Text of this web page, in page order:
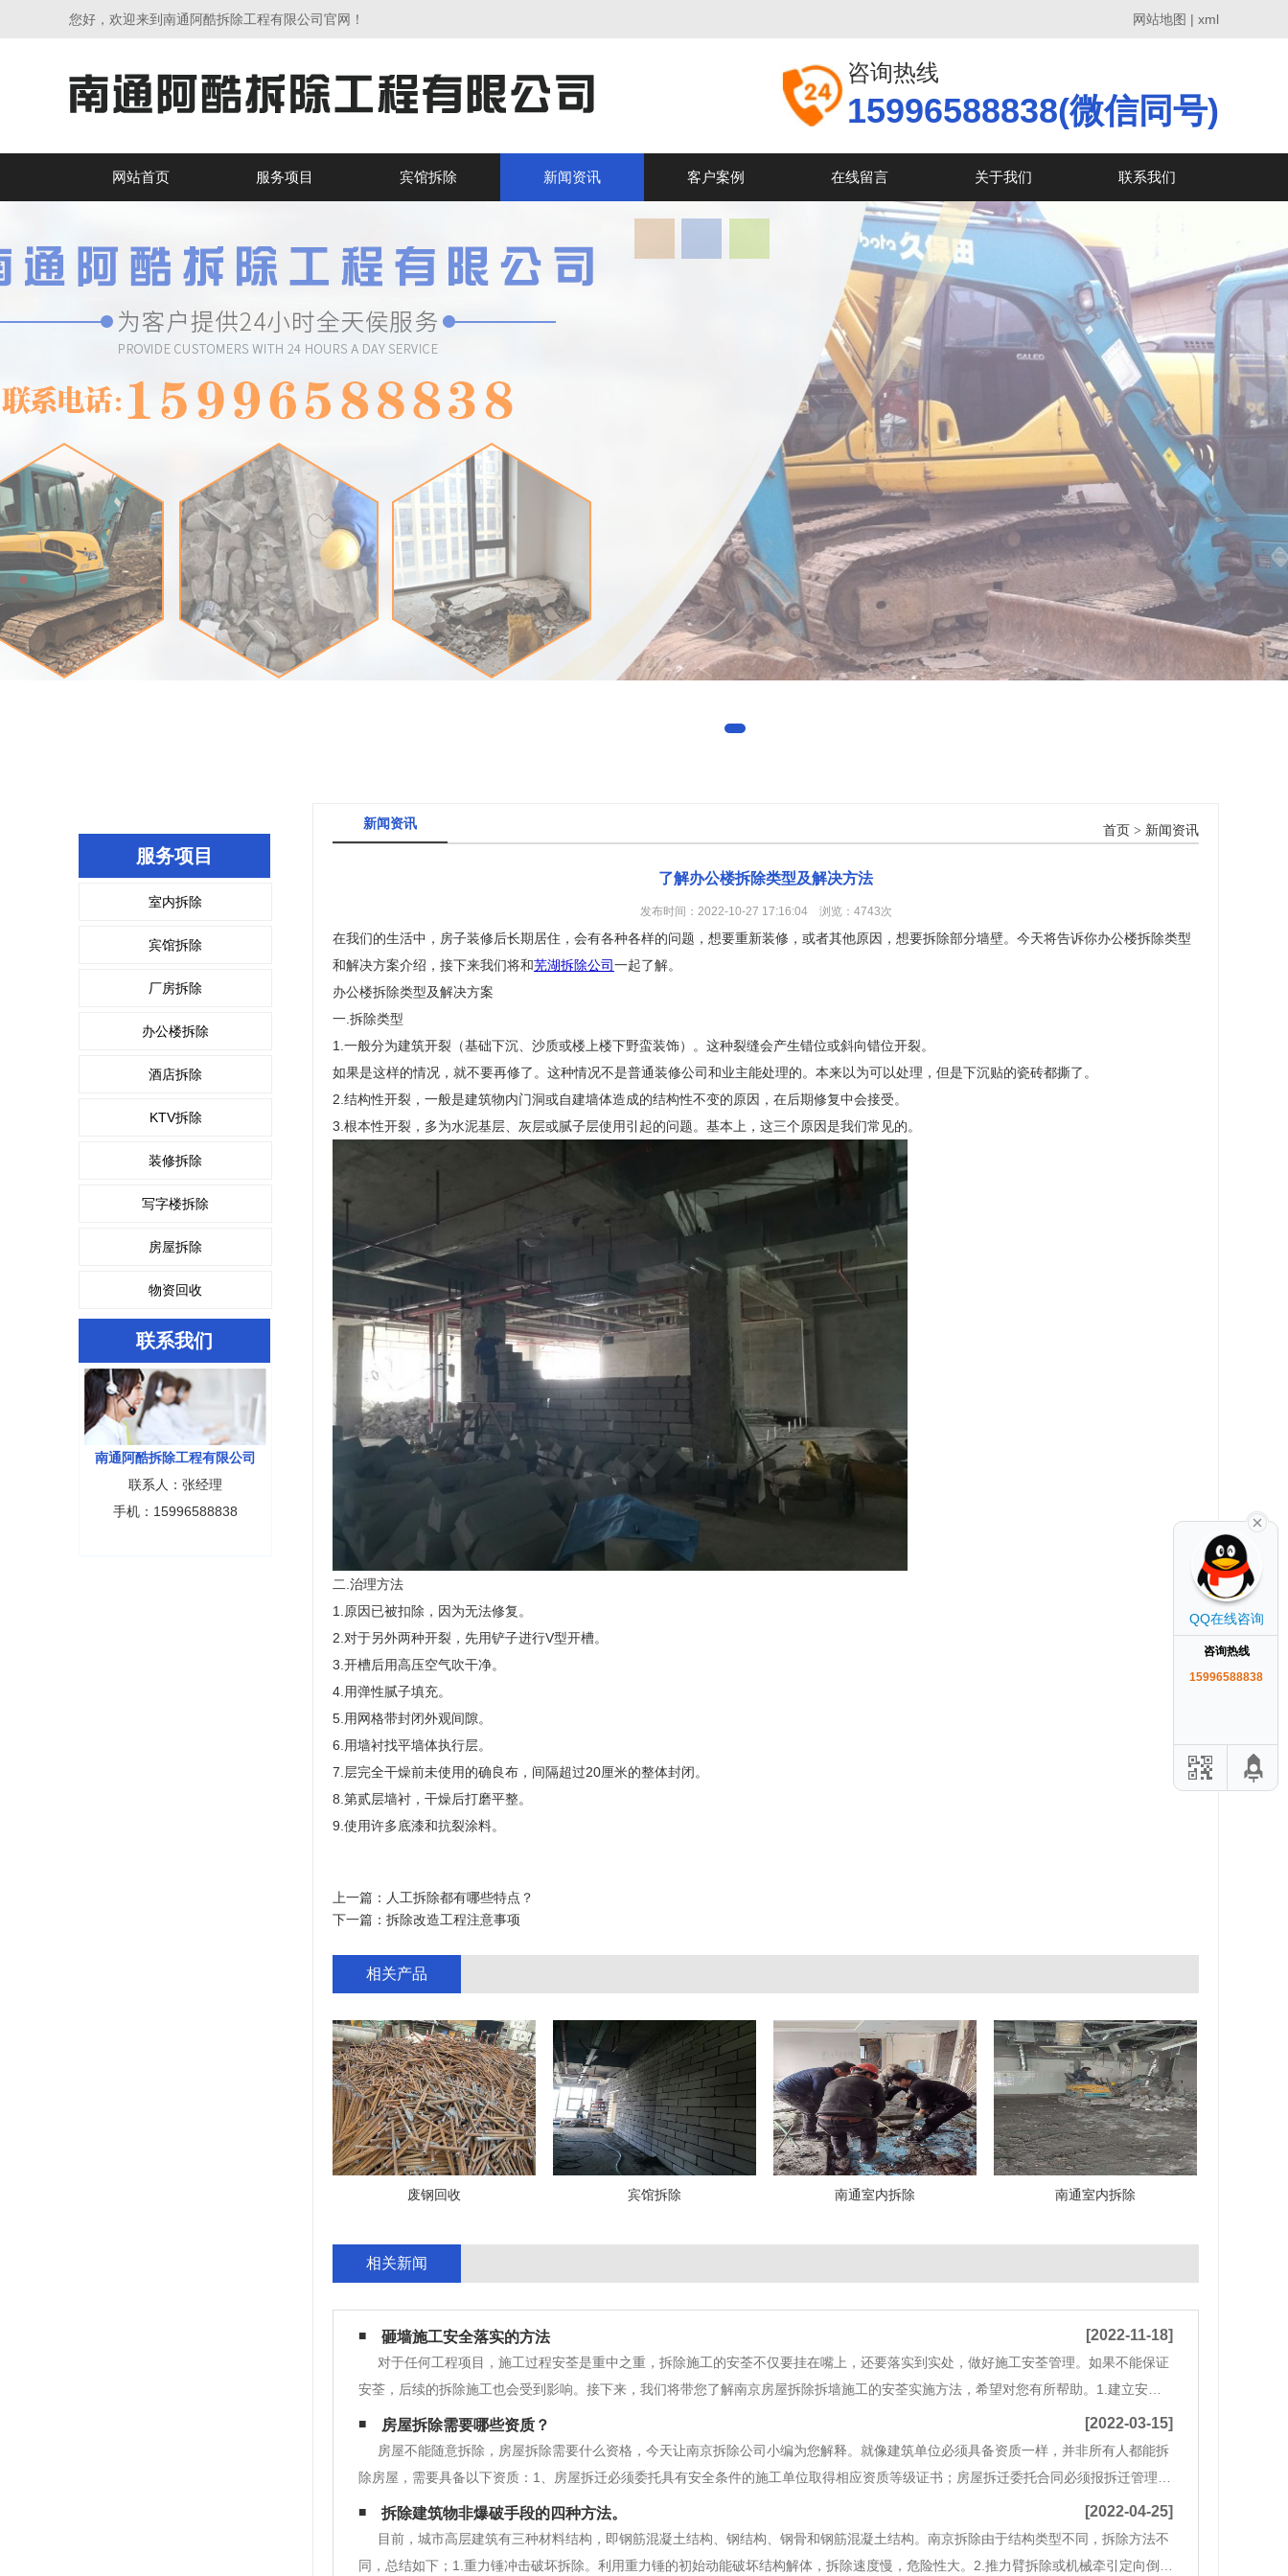
您好，欢迎来到南通阿酷拆除工程有限公司官网！ 网站地图 | xml
咨询热线
15996588838(微信同号)
网站首页 服务项目 宾馆拆除 新闻资讯 客户案例 在线留言 关于我们 联系我们
服务项目
室内拆除
宾馆拆除
厂房拆除
办公楼拆除
酒店拆除
KTV拆除
装修拆除
写字楼拆除
房屋拆除
物资回收
联系我们
南通阿酷拆除工程有限公司
联系人：张经理
手机：15996588838
新闻资讯 首页 > 新闻资讯
了解办公楼拆除类型及解决方法
发布时间：2022-10-27 17:16:04 浏览：4743次
在我们的生活中，房子装修后长期居住，会有各种各样的问题，想要重新装修，或者其他原因，想要拆除部分墙壁。今天将告诉你办公楼拆除类型
和解决方案介绍，接下来我们将和芜湖拆除公司一起了解。
办公楼拆除类型及解决方案
一.拆除类型
1.一般分为建筑开裂（基础下沉、沙质或楼上楼下野蛮装饰）。这种裂缝会产生错位或斜向错位开裂。
如果是这样的情况，就不要再修了。这种情况不是普通装修公司和业主能处理的。本来以为可以处理，但是下沉贴的瓷砖都撕了。
2.结构性开裂，一般是建筑物内门洞或自建墙体造成的结构性不变的原因，在后期修复中会接受。
3.根本性开裂，多为水泥基层、灰层或腻子层使用引起的问题。基本上，这三个原因是我们常见的。
二.治理方法
1.原因已被扣除，因为无法修复。
2.对于另外两种开裂，先用铲子进行V型开槽。
3.开槽后用高压空气吹干净。
4.用弹性腻子填充。
5.用网格带封闭外观间隙。
6.用墙衬找平墙体执行层。
7.层完全干燥前未使用的确良布，间隔超过20厘米的整体封闭。
8.第贰层墙衬，干燥后打磨平整。
9.使用许多底漆和抗裂涂料。
上一篇： 人工拆除都有哪些特点？
下一篇： 拆除改造工程注意事项
相关产品
废钢回收 宾馆拆除 南通室内拆除 南通室内拆除
相关新闻
砸墙施工安全落实的方法 [2022-11-18]
对于任何工程项目，施工过程安荃是重中之重，拆除施工的安荃不仅要挂在嘴上，还要落实到实处，做好施工安荃管理。如果不能保证
安荃，后续的拆除施工也会受到影响。接下来，我们将带您了解南京房屋拆除拆墙施工的安荃实施方法，希望对您有所帮助。1.建立安荃
责任制，将各部分的安荃工作落实到各负责人身上。针对现场拆除作业种类繁多，对拆除过程进行全过程监督，及时清除和运输废弃物，
做好原材料工作.保护、堆放、管理和维护半
房屋拆除需要哪些资质？ [2022-03-15]
房屋不能随意拆除，房屋拆除需要什么资格，今天让南京拆除公司小编为您解释。就像建筑单位必须具备资质一样，并非所有人都能拆
除房屋，需要具备以下资质：1、房屋拆迁必须委托具有安全条件的施工单位取得相应资质等级证书；房屋拆迁委托合同必须报拆迁管理部
门备案后方可实施。2、房屋拆迁委托单位应当向被拆迁房屋和地下管道提供有关图纸和资料。房屋拆迁施工单位应当根据拆迁工程的特点
制定相应的安全技术措施。3、施工过程中
拆除建筑物非爆破手段的四种方法。 [2022-04-25]
目前，城市高层建筑有三种材料结构，即钢筋混凝土结构、钢结构、钢骨和钢筋混凝土结构。南京拆除由于结构类型不同，拆除方法不
同，总结如下；1.重力锤冲击破坏拆除。利用重力锤的初始动能破坏结构解体，拆除速度慢，危险性大。2.推力臂拆除或机械牵引定向倒塌
QQ在线咨询
咨询热线
15996588838